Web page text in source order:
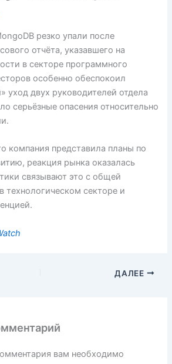
резко упали после
отчёта, указавшего на
в секторе программного
особенно обеспокоил
уход двух руководителей отдела
серьёзные опасения относительно
компания представила планы по
реакция рынка оказалась
связывают это с общей
технологическом секторе и
ДАЛЕЕ
вам необходимо